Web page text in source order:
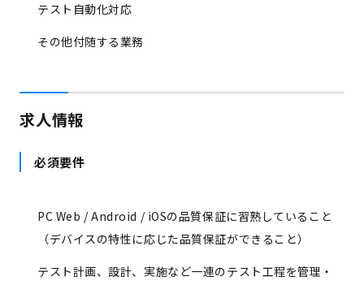
テスト自動化対応
その他付随する業務
求人情報
必須要件
PC Web / Android / iOSの品質保証に習熟していること
（デバイスの特性に応じた品質保証ができること）
テスト計画、設計、実施など一連のテスト工程を管理・